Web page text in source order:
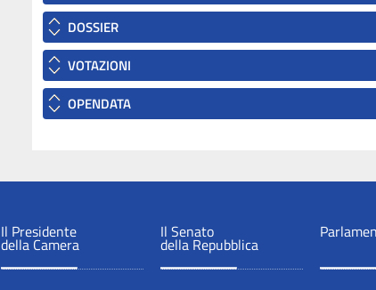
DOSSIER
VOTAZIONI
OPENDATA
Il Presidente
della Camera
Il Senato
della Repubblica